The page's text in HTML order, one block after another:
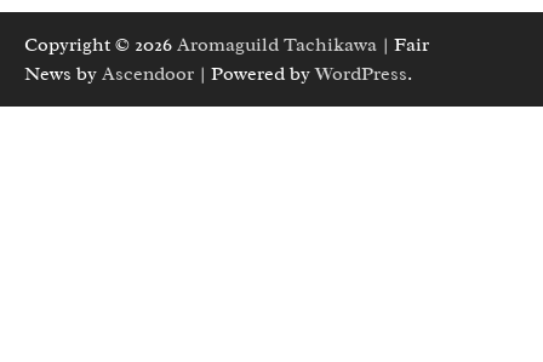
Copyright © 2026 Aromaguild Tachikawa | Fair
News by Ascendoor | Powered byWordPress.